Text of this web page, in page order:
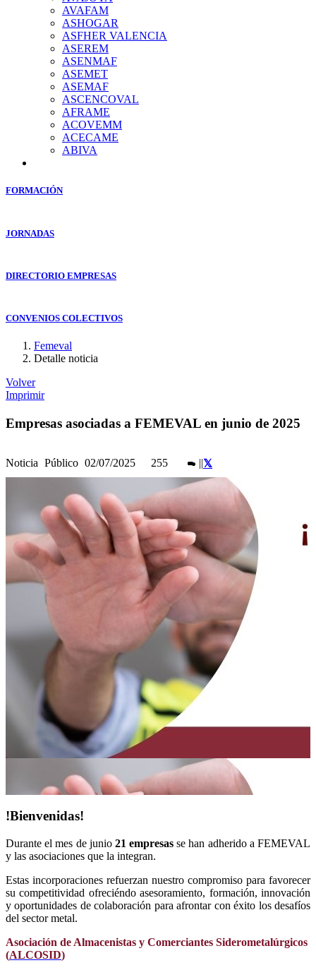
AVAFAM
ASHOGAR
ASFHER VALENCIA
ASEREM
ASENMAF
ASEMET
ASEMAF
ASCENCOVAL
AFRAME
ACOVEMM
ACECAME
ABIVA
FORMACIÓN
JORNADAS
DIRECTORIO EMPRESAS
CONVENIOS COLECTIVOS
Femeval
Detalle noticia
Volver
Imprimir
Empresas asociadas a FEMEVAL en junio de 2025
Noticia Público 02/07/2025 255 ||
!Bienvenidas!
Durante el mes de junio21 empresas se han adherido a FEMEVAL
y las asociaciones que la integran.
Estas incorporaciones refuerzan nuestro compromiso para favorecer
su competitividad ofreciéndo asesoramiento, formación, innovación
y oportunidades de colaboración para afrontar con éxito los desafíos
del sector metal.
Asociación de Almacenistas y Comerciantes Siderometalúrgicos
(ALCOSID)